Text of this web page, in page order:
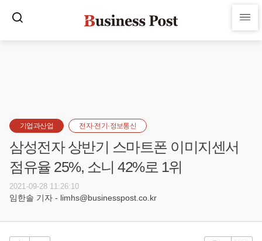
기업과산업 전자·전기·정보통신
삼성전자 상반기 스마트폰 이미지센서
점유율 25%, 소니 42%로 1위
2021-09-28 11:26:10
임한솔 기자 - limhs@businesspost.co.kr